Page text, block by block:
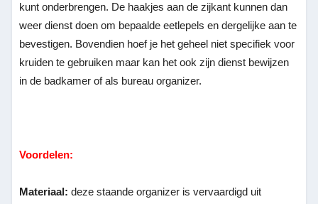
kunt onderbrengen. De haakjes aan de zijkant kunnen dan
weer dienst doen om bepaalde eetlepels en dergelijke aan te
bevestigen. Bovendien hoef je het geheel niet specifiek voor
kruiden te gebruiken maar kan het ook zijn dienst bewijzen
in de badkamer of als bureau organizer.
Voordelen:
Materiaal:deze staande organizer is vervaardigd uit